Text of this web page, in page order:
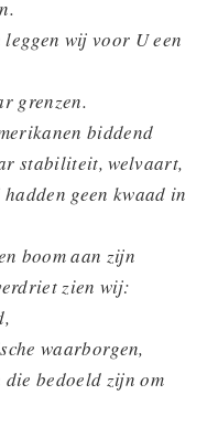
wij voor U een
grenzen.
biddend
stabiliteit, welvaart,
geen kwaad in
boom aan zijn
zien wij:
waarborgen,
bedoeld zijn om